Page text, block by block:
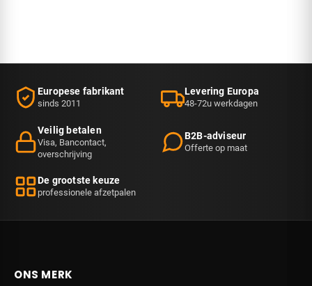
Europese fabrikant
sinds 2011
Levering Europa
48-72u werkdagen
Veilig betalen
Visa, Bancontact,
overschrijving
B2B-adviseur
Offerte op maat
De grootste keuze
professionele afzetpalen
ONS MERK